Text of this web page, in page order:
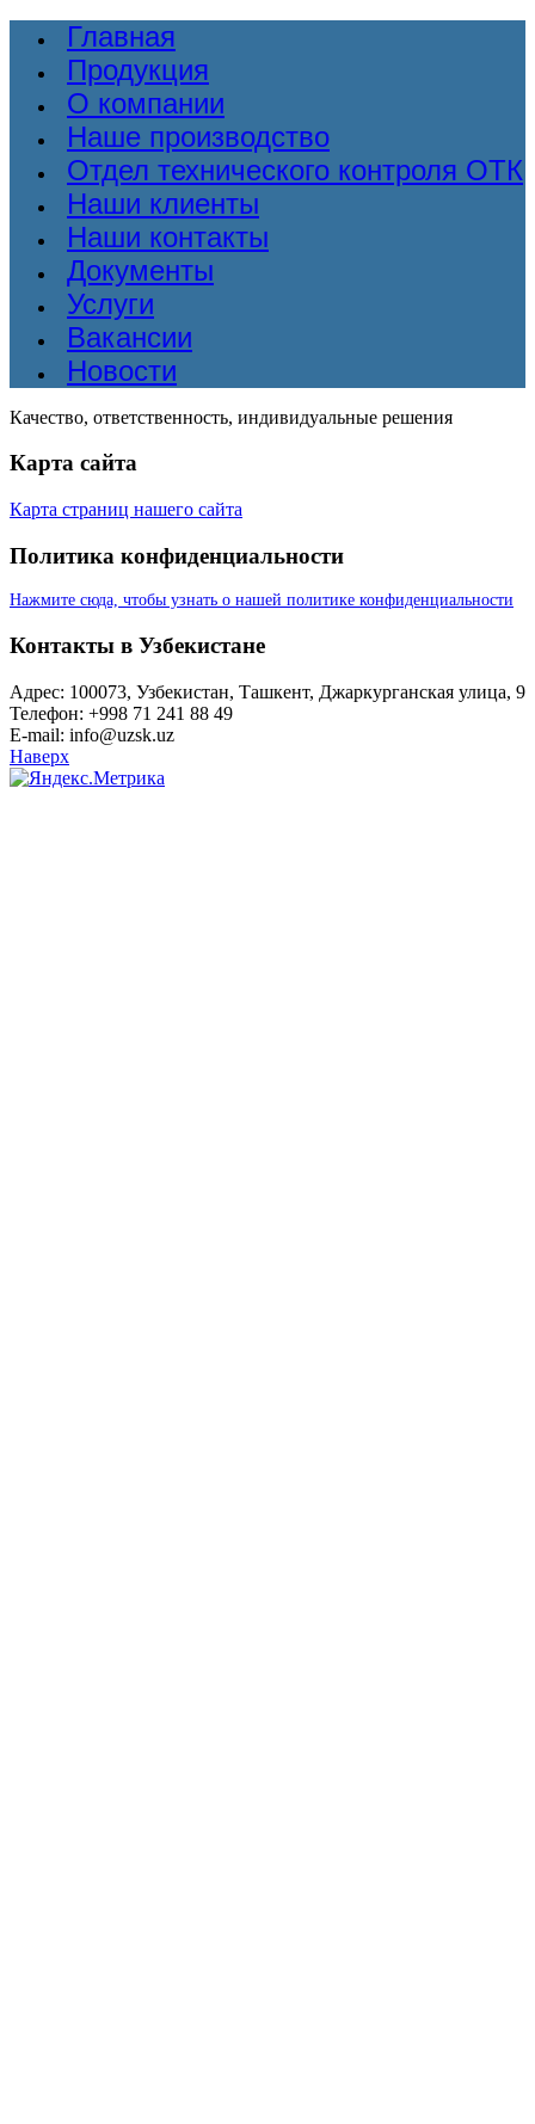
Главная
Продукция
О компании
Наше производство
Отдел технического контроля ОТК
Наши клиенты
Наши контакты
Документы
Услуги
Вакансии
Новости
Качество, ответственность, индивидуальные решения
Карта сайта
Карта страниц нашего сайта
Политика конфиденциальности
Нажмите сюда, чтобы узнать о нашей политике конфиденциальности
Контакты в Узбекистане
Адрес: 100073, Узбекистан, Ташкент, Джаркурганская улица, 9
Телефон: +998 71 241 88 49
E-mail: info@uzsk.uz
Наверх